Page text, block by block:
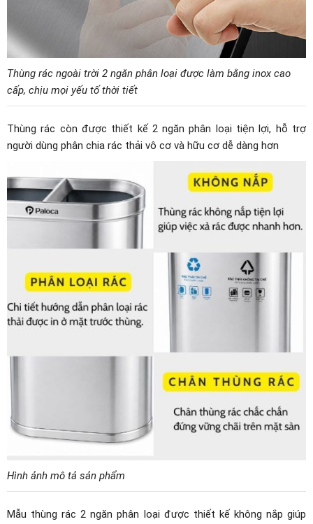
Thùng rác ngoài trời 2 ngăn phân loại được làm bằng inox cao
cấp, chịu mọi yếu tố thời tiết
Thùng rác còn được thiết kế 2 ngăn phân loại tiện lợi, hỗ trợ
người dùng phân chia rác thải vô cơ và hữu cơ dễ dàng hơn
Hình ảnh mô tả sản phẩm
Mẫu thùng rác 2 ngăn phân loại được thiết kế không nắp giúp